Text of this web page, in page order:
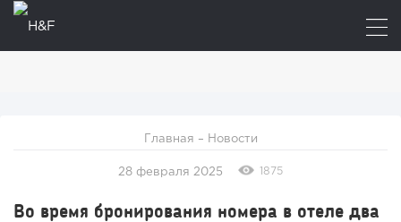
Главная – Новости
28 февраля 2025 1875
Во время бронирования номера в отеле два